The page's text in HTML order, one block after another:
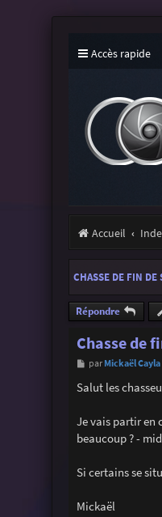
Accès rapide
Accueil
CHASSE DE FIN DE
Répondre
Chasse de
M
s
s
e
par Mickaël Cayla
Salut les
Je vais partir en
beaucoup ? -
Si certains se
Mickaël